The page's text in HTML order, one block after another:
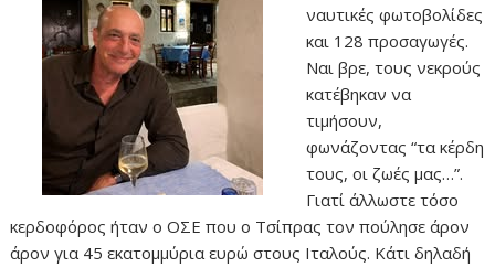
ναυτικές φωτοβολίδες
και 128 προσαγωγές.
Ναι βρε, τους νεκρούς
κατέβηκαν να
τιμήσουν,
φωνάζοντας “τα κέρδη
τους, οι ζωές μας…”.
Γιατί άλλωστε τόσο
κερδοφόρος ήταν ο ΟΣΕ που ο Τσίπρας τον πούλησε άρον
άρον για 45 εκατομμύρια ευρώ στους Ιταλούς. Κάτι δηλαδή